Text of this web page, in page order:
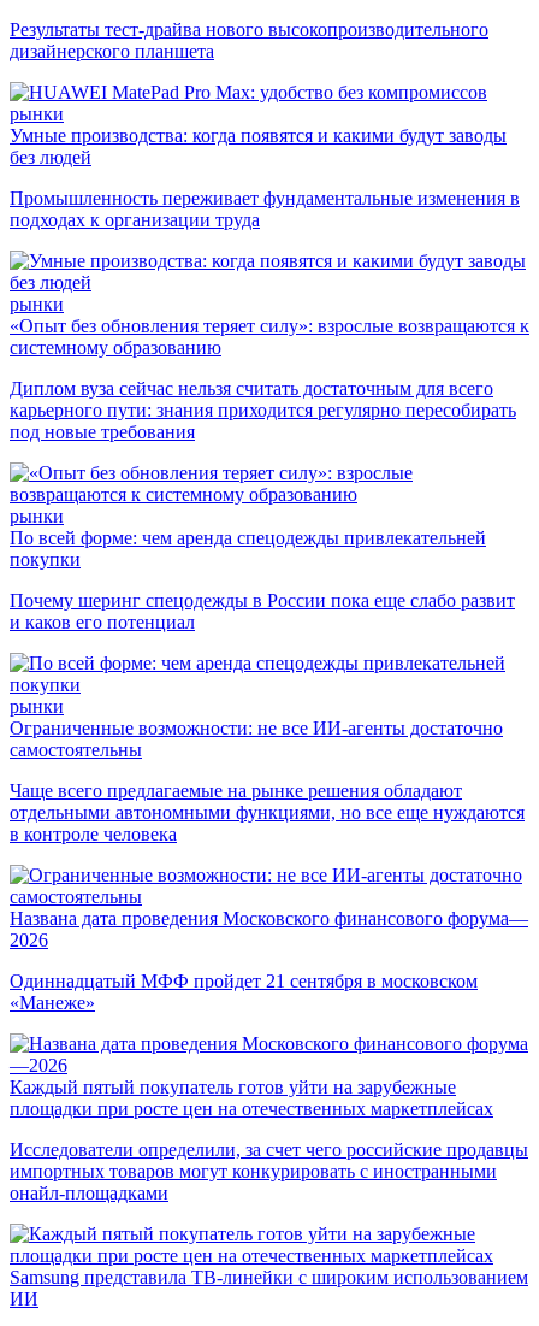
Результаты тест-драйва нового высокопроизводительного
дизайнерского планшета
рынки
Умные производства: когда появятся и какими будут заводы
без людей
Промышленность переживает фундаментальные изменения в
подходах к организации труда
рынки
«Опыт без обновления теряет силу»: взрослые возвращаются к
системному образованию
Диплом вуза сейчас нельзя считать достаточным для всего
карьерного пути: знания приходится регулярно пересобирать
под новые требования
рынки
По всей форме: чем аренда спецодежды привлекательней
покупки
Почему шеринг спецодежды в России пока еще слабо развит
и каков его потенциал
рынки
Ограниченные возможности: не все ИИ-агенты достаточно
самостоятельны
Чаще всего предлагаемые на рынке решения обладают
отдельными автономными функциями, но все еще нуждаются
в контроле человека
Названа дата проведения Московского финансового форума—
2026
Одиннадцатый МФФ пройдет 21 сентября в московском
«Манеже»
Каждый пятый покупатель готов уйти на зарубежные
площадки при росте цен на отечественных маркетплейсах
Исследователи определили, за счет чего российские продавцы
импортных товаров могут конкурировать с иностранными
онайл-площадками
Samsung представила ТВ-линейки с широким использованием
ИИ